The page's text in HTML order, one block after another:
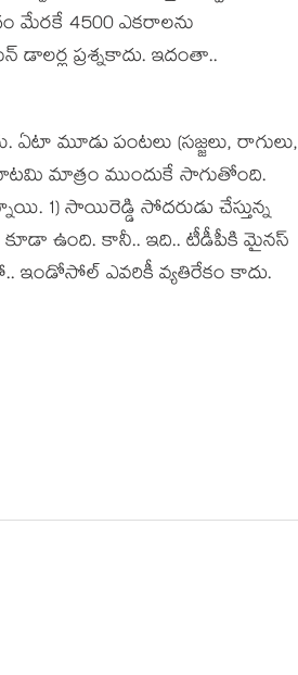
మేర‌కే 4500 ఎక‌రాల‌ను
ప్ర‌శ్న‌కాదు. ఇదంతా..
మూడు పంట‌లు (స‌జ్జ‌లు, రాగులు,
మాత్రం ముందుకే సాగుతోంది.
1) సాయిరెడ్డి సోద‌రుడు చేస్తున్న
ఉంది. కానీ.. ఇది.. టీడీపీకి మైన‌స్
ఇండోసోల్ ఎవ‌రికీ వ్య‌తిరేకం కాదు.